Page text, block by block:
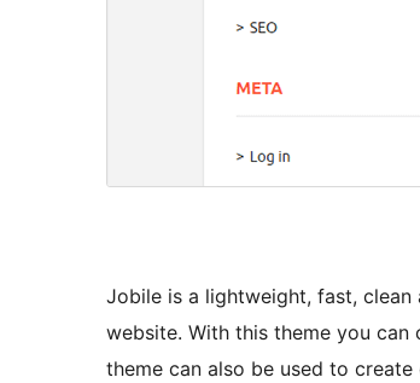
Jobile is a lightweight, fast,
website. With this theme you
theme can also be used to